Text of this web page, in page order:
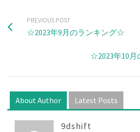
PREVIOUS POST
☆2023年9月のランキング☆
☆2023年10
About Author Latest Posts
9dshift